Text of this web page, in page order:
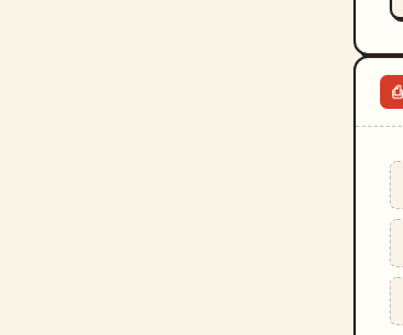
⎙